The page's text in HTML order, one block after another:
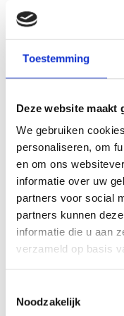
Toestemming
Deze website maakt
We gebruiken
personaliseren, om
en om ons
informatie over uw
partners voor social
partners kunnen
informatie die u aan
verzameld op basis
Noodzakelijk
Wanneer er een
of riolering, kan
kamer in uw huis
zal op een
geurhinder
Als u een
kunnen wij de bron
verwijderen.
wanneer een
zelfs na het
riolering deze
de geur niet